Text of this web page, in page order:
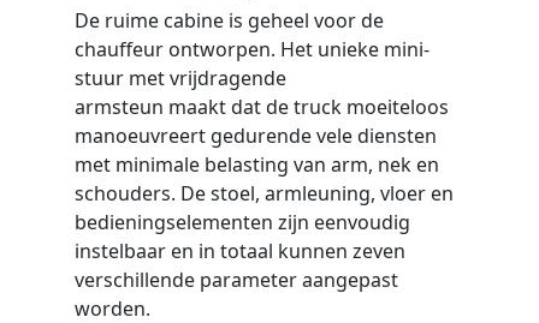
De ruime cabine is geheel voor de
chauffeur ontworpen. Het unieke mini-
stuur met vrijdragende
armsteun maakt dat de truck moeiteloos
manoeuvreert gedurende vele diensten
met minimale belasting van arm, nek en
schouders. De stoel, armleuning, vloer en
bedieningselementen zijn eenvoudig
instelbaar en in totaal kunnen zeven
verschillende parameter aangepast
worden.